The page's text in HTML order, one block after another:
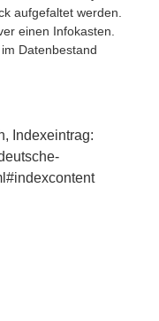
aufgefaltet werden.
einen Infokasten.
Datenbestand
Indexeintrag: